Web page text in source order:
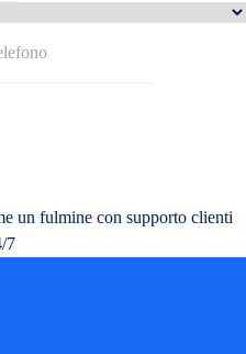
un fulmine con supporto clienti
7